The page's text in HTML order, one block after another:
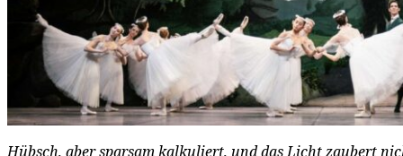
Hübsch, aber sparsam kalkuliert, und das Licht zaubert